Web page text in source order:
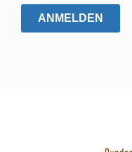
ANMELDEN